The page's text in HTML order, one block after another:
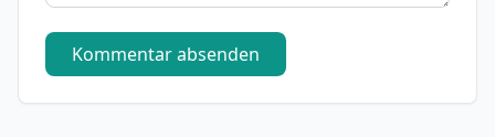
Kommentar absenden